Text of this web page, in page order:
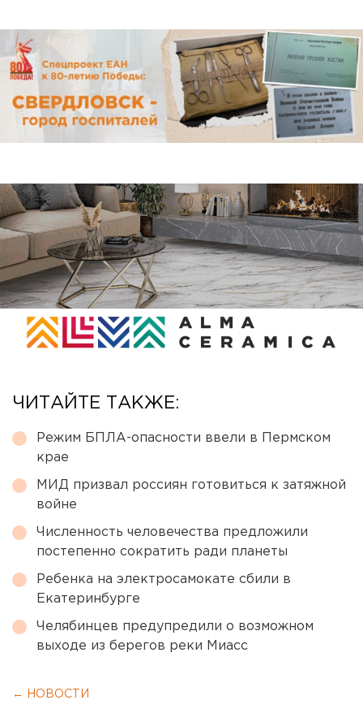
ЧИТАЙТЕ ТАКЖЕ:
Режим БПЛА-опасности ввели в Пермском
крае
МИД призвал россиян готовиться к затяжной
войне
Численность человечества предложили
постепенно сократить ради планеты
Ребенка на электросамокате сбили в
Екатеринбурге
Челябинцев предупредили о возможном
выходе из берегов реки Миасс
← НОВОСТИ